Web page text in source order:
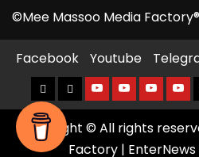
©Mee Massoo Media Factory®
Facebook Youtube
Copyright © All rights
Factory | EnterNews